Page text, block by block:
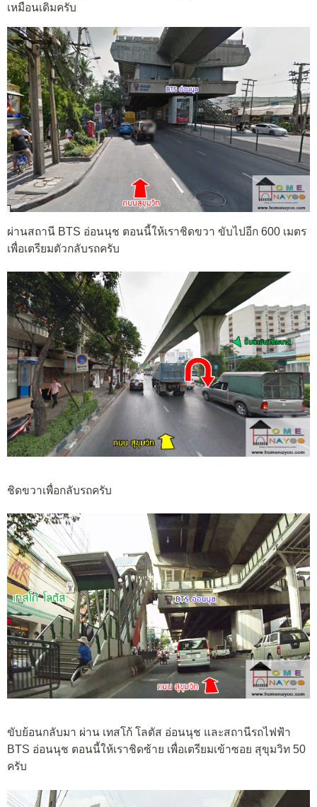
เหมือนเดิมครับ
ผ่านสถานี BTS อ่อนนุช ตอนนี้ให้เราชิดขวา ขับไปอีก 600 เมตร
เพื่อเตรียมตัวกลับรถครับ
ชิดขวาเพื่อกลับรถครับ
ขับย้อนกลับมา ผ่าน เทสโก้ โลตัส อ่อนนุช และสถานีรถไฟฟ้า
BTS อ่อนนุช ตอนนี้ให้เราชิดซ้าย เพื่อเตรียมเข้าซอย สุขุมวิท 50
ครับ